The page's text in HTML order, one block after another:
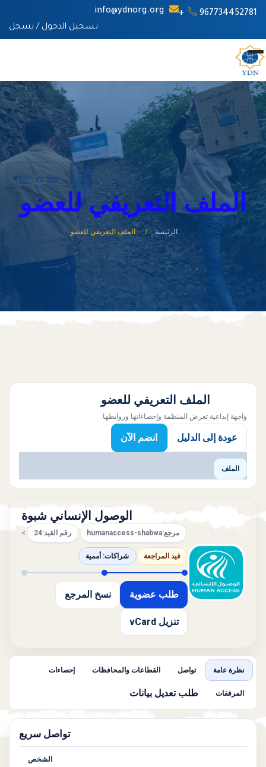
967734452781+
info@ydnorg.org
تسجيل الدخول / يسجل
الملف التعريفي للعضو
الرئيسة الملف التعريفي للعضو
الملف التعريفي للعضو
واجهة إبداعية تعرض المنظمة وإحصاءاتها وروابطها.
عودة إلى الدليل انضم الآن
الملف
الوصول الإنساني شبوة
مرجع:humanaccess-shabwa رقم القيد:24
>
قيد المراجعة شراكات: أممية
طلب عضوية نسخ المرجع
تنزيل vCard
نظرة عامة تواصل القطاعات والمحافظات إحصاءات
المرفقات طلب تعديل بيانات
تواصل سريع
الشخص